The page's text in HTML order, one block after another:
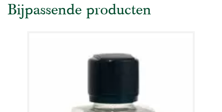
Bijpassende producten